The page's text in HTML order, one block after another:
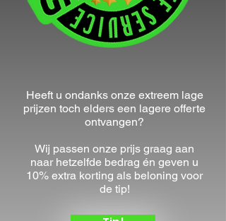
binnen/buitenunit
Condensafvoer van binnen naar buiten
van maximaal 3 meter op natuurlijke
Indienststelling systeem, vacumeren,
lektest, testen van het systeem op
Korte instructie aan gebruiker.
Heeft u ondanks onze extreem lage
prijzen toch elders een lagere offerte
ontvangen?
Wij passen onze prijs graag aan
naar hetzelfde bedrag én geven u
10% extra korting als beloning voor
de tip!